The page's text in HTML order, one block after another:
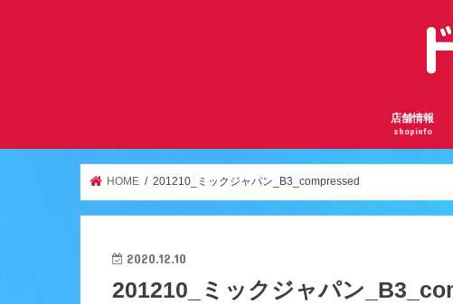
店舗情報
shopinfo
サンロード
曽根駅前店
京阪千林店
千林店
逆瀬川店
アドバンス
天神橋六丁
アザール桃
服部店
鶴見橋店
HOME 201210_ミックジャパン_B3_compressed
2020.12.10
201210_ミックジャパン